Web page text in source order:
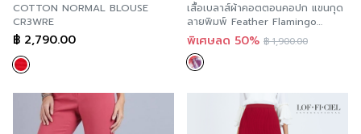
COTTON NORMAL BLOUSE
CR3WRE
฿ 2,790.00
เสื้อเบลาส์ผ้าคอตตอนคอปก แขนกุด
ลายพิมพ์ Feather Flamingo
GZ2WRE
พิเศษลด 50% ฿1,900.00